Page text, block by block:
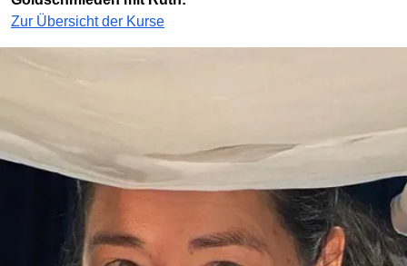
Zur Übersicht der Kurse